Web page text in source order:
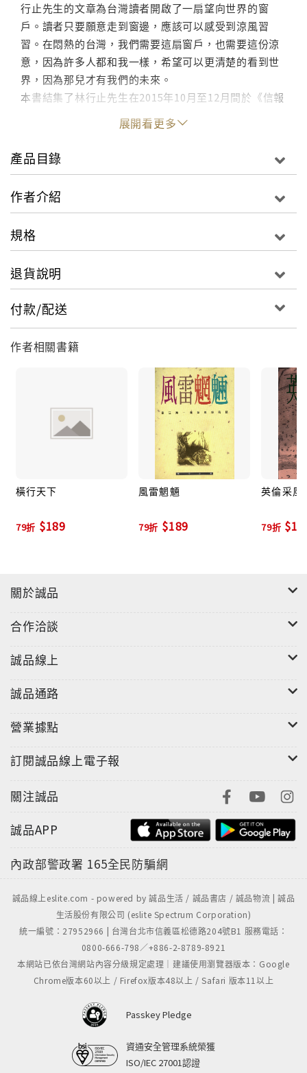
行止先生的文章為台灣讀者開啟了一扇望向世界的窗
戶。讀者只要願意走到窗邊，應該可以感受到涼風習
習。在悶熱的台灣，我們需要這扇窗戶，也需要這份涼
意，因為許多人都和我一樣，希望可以更清楚的看到世
界，因為那兒才有我們的未來。
本書結集了林行止先生在2015年10月至12月間於《信報
財經新聞》所發表的對於政治經濟、社會文化等方面的
展開看更多
產品目錄
作者介紹
規格
退貨說明
付款/配送
作者相關書籍
橫行天下
79折 $189
風雷魍魎
79折 $189
英倫采風
79折
關於誠品
合作洽談
誠品線上
誠品通路
營業據點
訂閱誠品線上電子報
關注誠品
誠品APP
內政部警政署 165全民防騙網
誠品線上eslite.com - powered by 誠品生活 / 誠品書店 / 誠品物流 | 誠品
生活股份有限公司 (eslite Spectrum Corporation)
統一編號：27952966 | 台灣台北市信義區松德路204號B1 服務電話：
0800-666-798／+886-2-8789-8921
本網站已依台灣網站內容分級規定處理｜建議使用瀏覽器版本：Google
Chrome版本60以上 / Firefox版本48以上 / Safari 版本11以上
Passkey Pledge
資通安全管理系統榮獲
ISO/IEC 27001認證